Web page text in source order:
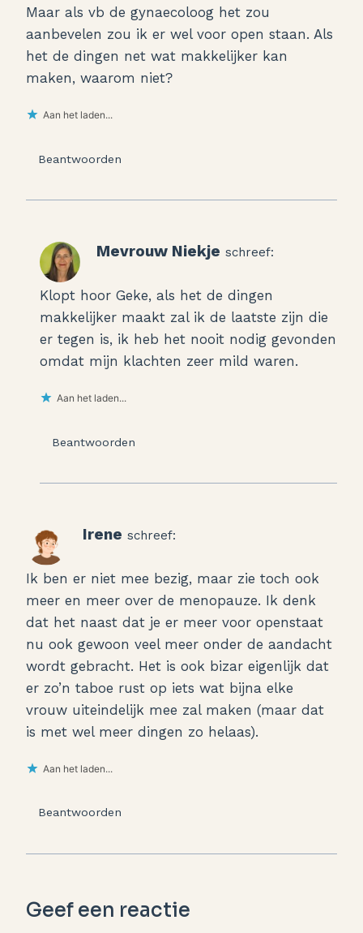
Maar als vb de gynaecoloog het zou
aanbevelen zou ik er wel voor open staan. Als
het de dingen net wat makkelijker kan
maken, waarom niet?
Aan het laden...
Beantwoorden
Mevrouw Niekje schreef:
Klopt hoor Geke, als het de dingen
makkelijker maakt zal ik de laatste zijn die
er tegen is, ik heb het nooit nodig gevonden
omdat mijn klachten zeer mild waren.
Aan het laden...
Beantwoorden
Irene schreef:
Ik ben er niet mee bezig, maar zie toch ook
meer en meer over de menopauze. Ik denk
dat het naast dat je er meer voor openstaat
nu ook gewoon veel meer onder de aandacht
wordt gebracht. Het is ook bizar eigenlijk dat
er zo’n taboe rust op iets wat bijna elke
vrouw uiteindelijk mee zal maken (maar dat
is met wel meer dingen zo helaas).
Aan het laden...
Beantwoorden
Geef een reactie